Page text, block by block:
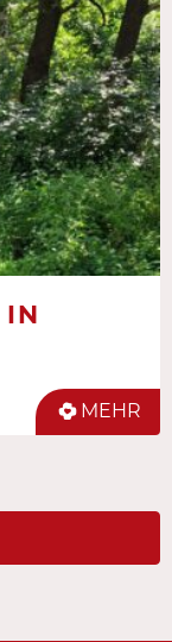
IN
MEHR